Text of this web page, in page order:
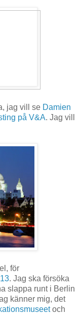
jag vill se Damien
på V&A. Jag vill
för
. Jag ska försöka
slappa runt i Berlin
känner mig, det
och